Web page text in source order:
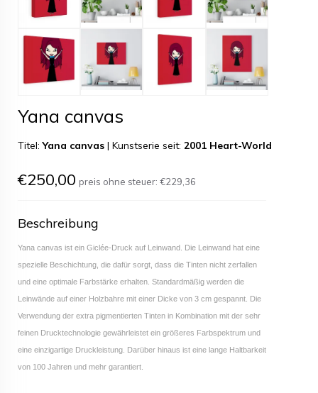
Yana canvas
Titel:Yana canvas | Kunstserie seit: 2001 Heart-World
€250,00 preis ohne steuer: €229,36
Beschreibung
Yana canvas ist ein Giclée-Druck auf Leinwand. Die Leinwand hat eine
spezielle Beschichtung, die dafür sorgt, dass die Tinten nicht zerfallen
und eine optimale Farbstärke erhalten. Standardmäßig werden die
Leinwände auf einer Holzbahre mit einer Dicke von 3 cm gespannt. Die
Verwendung der extra pigmentierten Tinten in Kombination mit der sehr
feinen Drucktechnologie gewährleistet ein größeres Farbspektrum und
eine einzigartige Druckleistung. Darüber hinaus ist eine lange Haltbarkeit
von 100 Jahren und mehr garantiert.